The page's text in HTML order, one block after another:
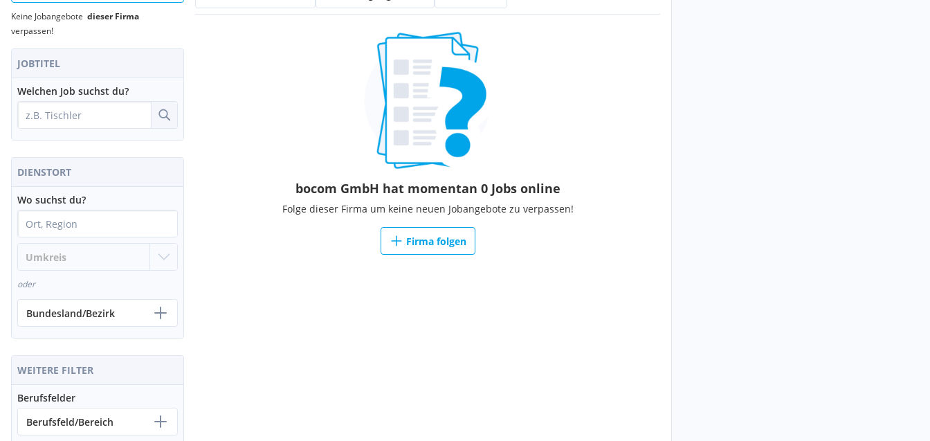
Keine Jobangebote dieser Firma
verpassen!
JOBTITEL
Welchen Job suchst du?
DIENSTORT
Wo suchst du?
oder
Bundesland/Bezirk
WEITERE FILTER
Berufsfelder
Berufsfeld/Bereich
bocom GmbH hat momentan 0 Jobs online
Folge dieser Firma um keine neuen Jobangebote zu verpassen!
Firma folgen